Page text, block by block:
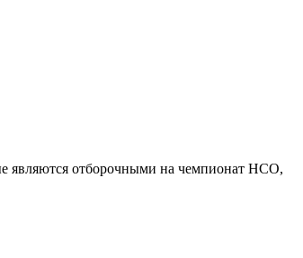
являются отборочными на чемпионат НСО,